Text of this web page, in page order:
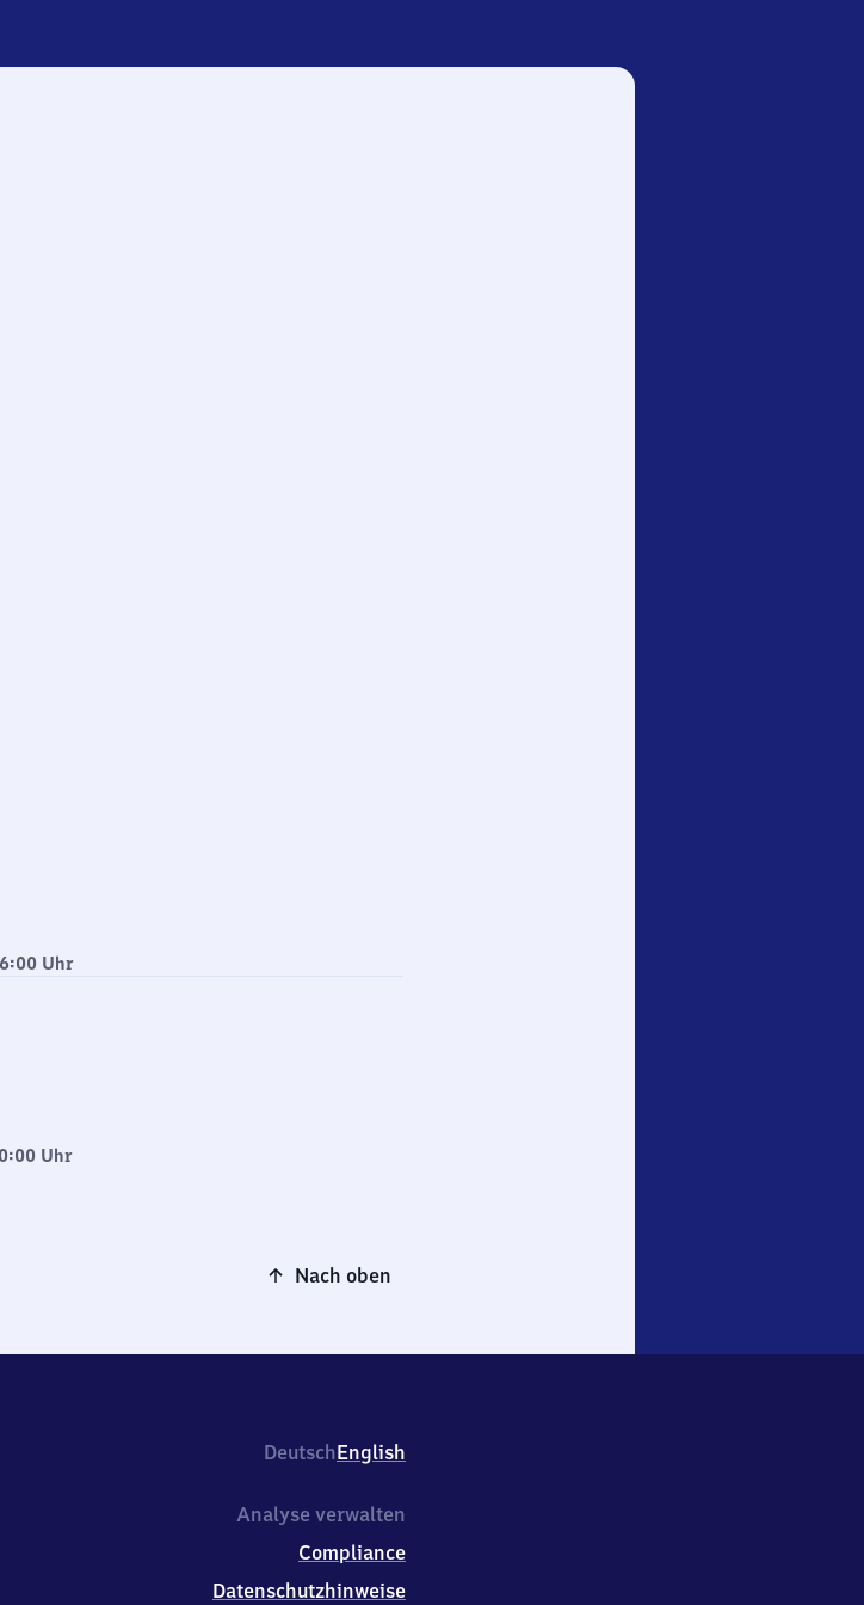
Uhr
Uhr
Nach oben
DeutschEnglish
Analyse verwalten
Compliance
Datenschutzhinweise